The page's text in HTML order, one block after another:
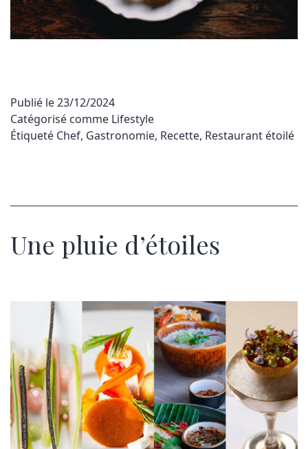
Publié le23/12/2024
Catégorisé comme Lifestyle
Étiqueté Chef, Gastronomie, Recette, Restaurant étoilé
Une pluie d’étoiles